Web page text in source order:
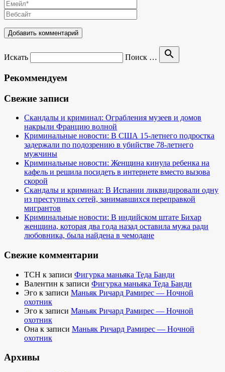
Искать Поиск … search
Рекоммендуем
Свежие записи
Скандалы и криминал: Ограбления музеев и домов
накрыли Францию волной
Криминальные новости: В США 15-летнего подростка
задержали по подозрению в убийстве 78-летнего
мужчины
Криминальные новости: Женщина кинула ребенка на
кафель и решила посидеть в интернете вместо вызова
скорой
Скандалы и криминал: В Испании ликвидировали одну
из преступных сетей, занимавшихся переправкой
мигрантов
Криминальные новости: В индийском штате Бихар
женщина, которая два года назад оставила мужа ради
любовника, была найдена в чемодане
Свежие комментарии
TCH к записи Фигурка маньяка Теда Банди
Валентин к записи Фигурка маньяка Теда Банди
Эго к записи Маньяк Ричард Рамирес — Ночной
охотник
Эго к записи Маньяк Ричард Рамирес — Ночной
охотник
Она к записи Маньяк Ричард Рамирес — Ночной
охотник
Архивы